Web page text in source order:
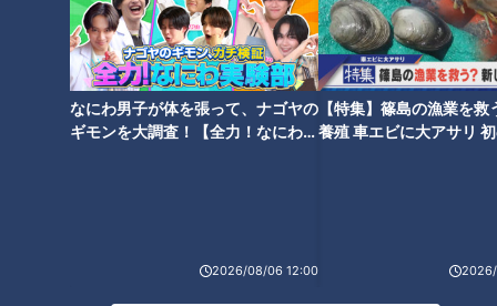
なにわ男子が体を張って、ナゴヤの
ギモンを大調査！【全力！なにわ実
2026/08/06 12:00
【特集】篠島の漁業を救
養殖 車エビに大アサリ
オススメ関連コンテンツ
“ポケモンカード投資家”に密着
“マッチョ”が人手不足を救う⁉